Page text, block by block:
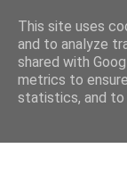
This site uses
and to analyze
shared with
metrics to
statistics, and to